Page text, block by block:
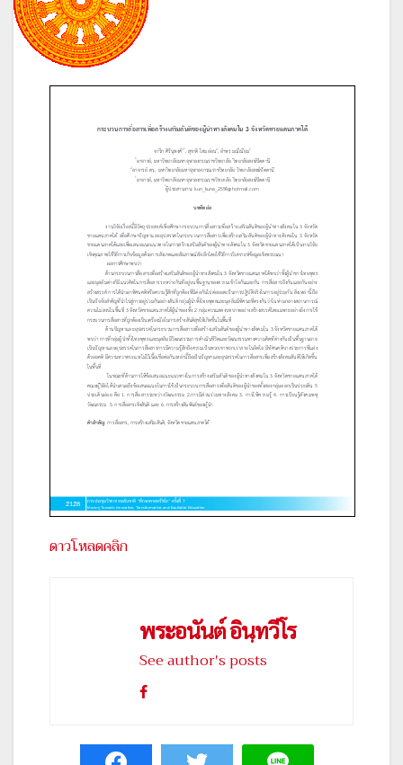
ดาวโหลดคลิก
พระอนันต์ อินฺทวีโร
See author's posts